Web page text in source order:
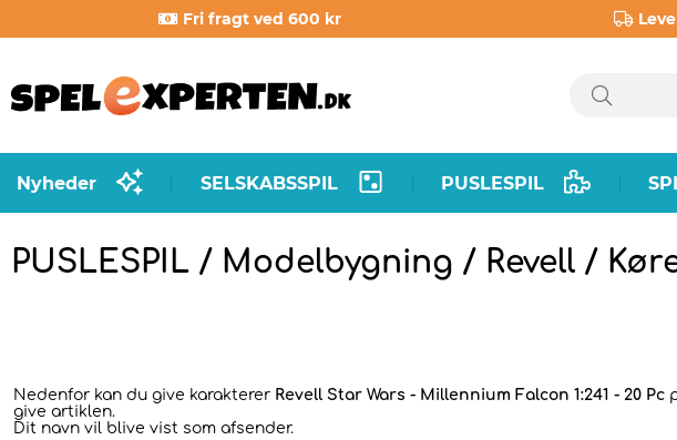
Fri fragt ved 600 kr
Nyheder SELSKABSSPIL PUSLESPIL
PUSLESPIL / Modelbygning / Revell /
Nedenfor kan du give karakterer Revell Star Wars - Millennium Falcon 1:241 - 20 Pc
give artiklen.
Dit navn vil blive vist som afsender.